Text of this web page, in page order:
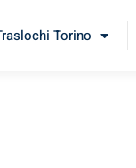
Torino